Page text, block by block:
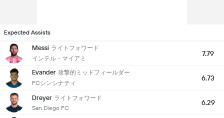
Expected Assists
Messi ライトフォワード
インテル・マイアミ
7.79
Evander 攻撃的ミッドフィールダー
FCシンシナティ
6.73
Dreyer ライトフォワード
San Diego FC
6.29